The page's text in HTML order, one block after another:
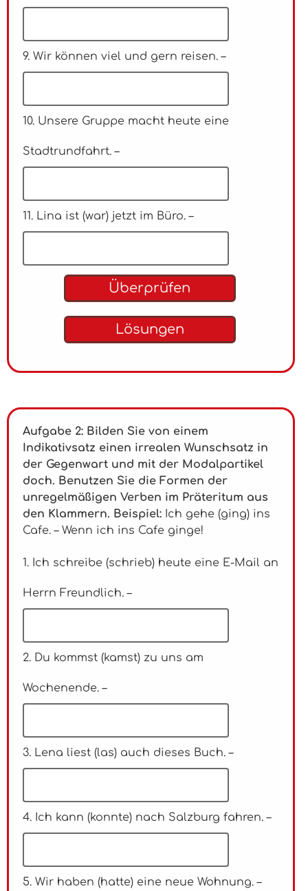
9. Wir können viel und gern reisen. –
10. Unsere Gruppe macht heute eine
Stadtrundfahrt. –
11. Lina ist (war) jetzt im Büro. –
Überprüfen
Lösungen
Aufgabe 2: Bilden Sie von einem
Indikativsatz einen irrealen Wunschsatz in
der Gegenwart und mit der Modalpartikel
doch. Benutzen Sie die Formen der
unregelmäßigen Verben im Präteritum aus
den Klammern. Beispiel: Ich gehe (ging) ins
Cafe. – Wenn ich ins Cafe ginge!
1. Ich schreibe (schrieb) heute eine E-Mail an
Herrn Freundlich. –
2. Du kommst (kamst) zu uns am
Wochenende. –
3. Lena liest (las) auch dieses Buch. –
4. Ich kann (konnte) nach Salzburg fahren. –
5. Wir haben (hatte) eine neue Wohnung. –